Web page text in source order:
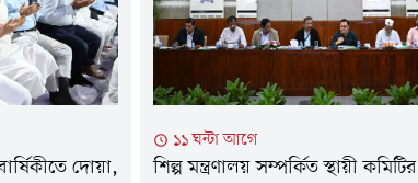
দোয়া,
১১ ঘন্টা আগে
শিল্প মন্ত্রণালয় সম্পর্কিত স্থায়ী কমিটির